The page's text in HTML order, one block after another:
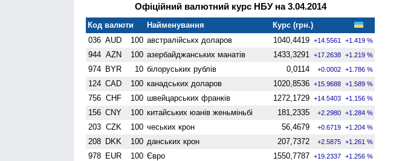
Офіційний валютний курс НБУ на 3.04.2014
Код валюти Найменування
Курс (грн.)
036 AUD 100 австралійськх доларов 1040,4419 +14.5561 +1.419 %
944 AZN 100 азербайджанських манатів 1433,3291 +17.2638 +1.219 %
974 BYR 10 білоруських рублів 0,0114 +0.0002 +1.786 %
124 CAD 100 канадських доларов 1020,8536 +15.9688 +1.589 %
756 CHF 100 швейцарських франків 1272,1729 +14.5403 +1.156 %
156 CNY 100 китайських юанів женьмiньбi 181,2335 +2.2980 +1.284 %
203 CZK 100 чеських крон 56,4679 +0.6719 +1.204 %
208 DKK 100 данських крон 207,7372 +2.5875 +1.261 %
978 EUR 100 Євро 1550,7787 +19.2337 +1.256 %